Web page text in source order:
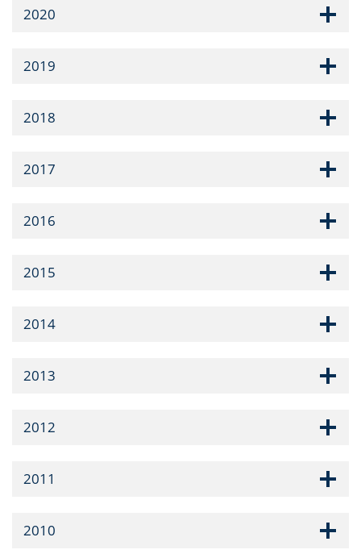
2020
2019
2018
2017
2016
2015
2014
2013
2012
2011
2010